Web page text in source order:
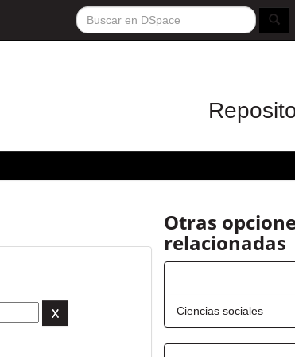
Otras
relacionadas
Ciencias sociales